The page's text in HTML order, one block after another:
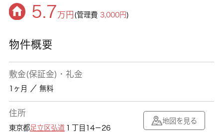
5.7万円 (管理費3,000円)
物件概要
敷金(保証金)・礼金
1ヶ月 ／ 無料
住所
東京都足立区弘道１丁目14－26
地図を見る